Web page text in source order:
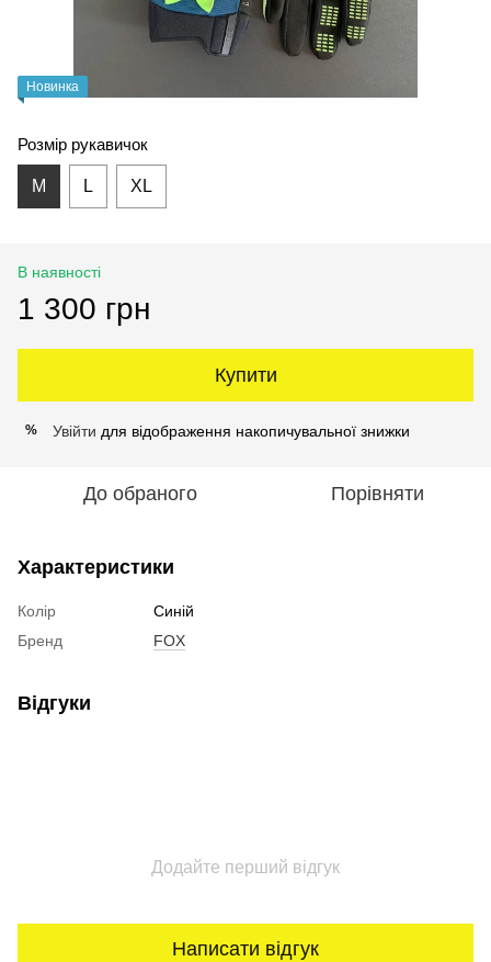
Новинка
Розмір рукавичок
M L XL
В наявності
1 300 грн
Купити
% Увійти для відображення накопичувальної знижки
До обраного Порівняти
Характеристики
Колір
Синій
Бренд
FOX
Відгуки
Додайте перший відгук
Написати відгук